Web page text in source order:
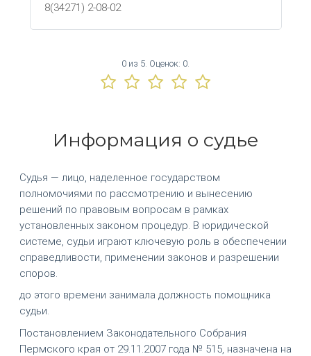
8(34271) 2-08-02
0 из 5. Оценок: 0
Информация о судье
Судья — лицо, наделенное государством
полномочиями по рассмотрению и вынесению
решений по правовым вопросам в рамках
установленных законом процедур. В юридической
системе, судьи играют ключевую роль в обеспечении
справедливости, применении законов и разрешении
споров.
до этого времени занимала должность помощника
судьи.
Постановлением Законодательного Собрания
Пермского края от 29.11.2007 года № 515, назначена на